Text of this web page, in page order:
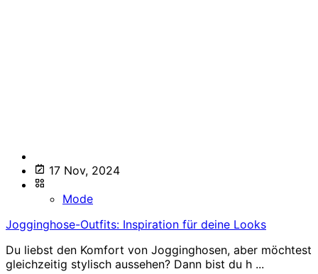
17 Nov, 2024
Mode
Jogginghose-Outfits: Inspiration für deine Looks
Du liebst den Komfort von Jogginghosen, aber möchtest
gleichzeitig stylisch aussehen? Dann bist du h ...